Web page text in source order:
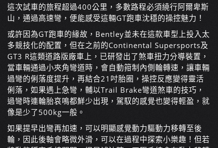
這次試車的旅程超過400公里，多數路程必須繞行阿爾卑斯
山，通過高速彎，便能感受這輛GT跑車沈穩的操控魅力！
或許因為GT跑車的緣故，Bentley並未在這款車型上投入太
多競技化的配置，但在之前的Continental Supersports及
GT3 R這類道路版廠車上，已研發出了煞車扭力分導裝置，
當車輛通過小夾角彎道時，會自動箝制內側輪轉速，讓車輛
過彎的俐落度提升，再結合21吋胎圈，操控反應變得靈活
俐落，如果遇上急彎，輔以Trail Brake彎道煞車的技巧，
過彎時連輪胎哀鳴都鮮少出現，駕馭的感覺也變得輕盈，就
像是少了500kg一般。
如果提早出彎再加速，可以明顯感覺動力驅動力移轉至後
輪，因此後軸會略微外滑，可以在過程中探索小樂趣！但若